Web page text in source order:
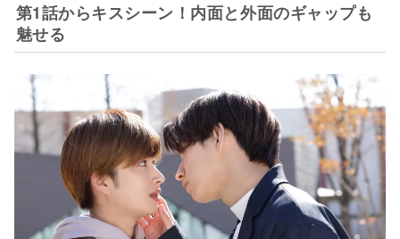
第1話からキスシーン！内面と外面のギャップも
魅せる